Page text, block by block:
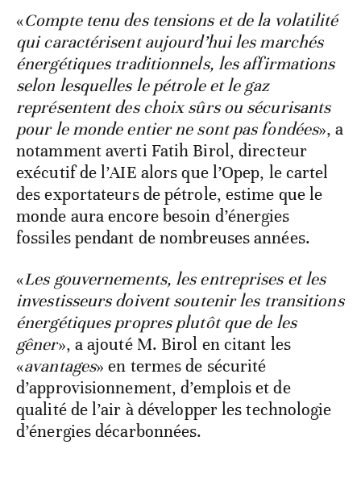
«Compte tenu des tensions et de la volatilité
qui caractérisent aujourd’hui les marchés
énergétiques traditionnels, les affirmations
selon lesquelles le pétrole et le gaz
représentent des choix sûrs ou sécurisants
pour le monde entier ne sont pas fondées», a
notamment averti Fatih Birol, directeur
exécutif de l’AIE alors que l’Opep, le cartel
des exportateurs de pétrole, estime que le
monde aura encore besoin d’énergies
fossiles pendant de nombreuses années.
«Les gouvernements, les entreprises et les
investisseurs doivent soutenir les transitions
énergétiques propres plutôt que de les
gêner», a ajouté M. Birol en citant les
«avantages» en termes de sécurité
d’approvisionnement, d’emplois et de
qualité de l’air à développer les technologie
d’énergies décarbonnées.